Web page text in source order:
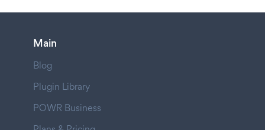
Main
Blog
Plugin Library
POWR Business